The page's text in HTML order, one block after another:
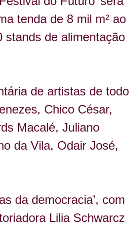
tenda de 8 mil m² ao
stands de alimentação
de artistas de todo
Chico César,
Macalé, Juliano
da Vila, Odair José,
da democracia’, com
Lilia Schwarcz